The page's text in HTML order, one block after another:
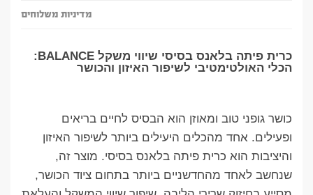
מדיניות משלוחים
כרית פיתה בלאנס בסיסי שיווי משקל BALANCE:
הכלי האולטימטיבי לשיפור האיזון והכושר
כושר גופני טוב ומאוזן הוא הבסיס לחיים בריאים
ופעילים. אחד מהכלים היעילים ביותר לשיפור האיזון
והיציבות הוא כרית פיתה בלאנס בסיסי. מוצר זה,
שנחשב לאחד מהחדשניים ביותר בתחום ציוד הכושר,